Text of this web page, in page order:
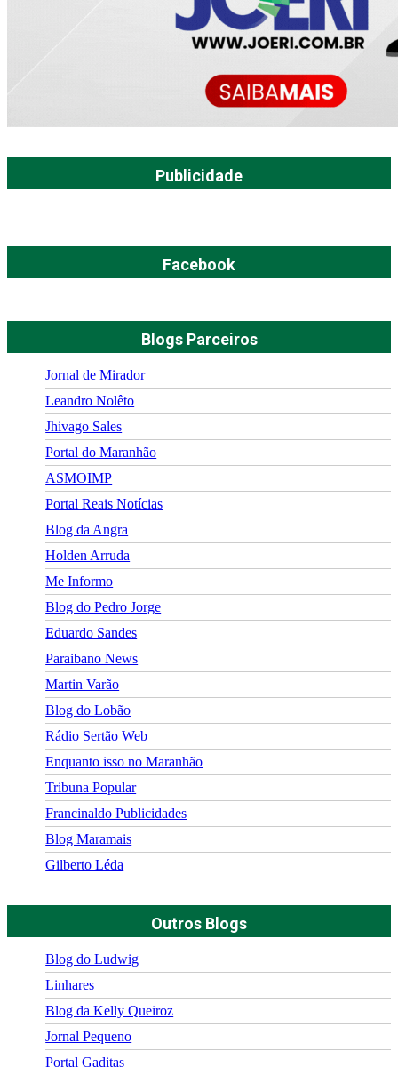
Publicidade
Facebook
Blogs Parceiros
Jornal de Mirador
Leandro Nolêto
Jhivago Sales
Portal do Maranhão
ASMOIMP
Portal Reais Notí­cias
Blog da Angra
Holden Arruda
Me Informo
Blog do Pedro Jorge
Eduardo Sandes
Paraibano News
Martin Varão
Blog do Lobão
Rádio Sertão Web
Enquanto isso no Maranhão
Tribuna Popular
Francinaldo Publicidades
Blog Maramais
Gilberto Léda
Outros Blogs
Blog do Ludwig
Linhares
Blog da Kelly Queiroz
Jornal Pequeno
Portal Gaditas